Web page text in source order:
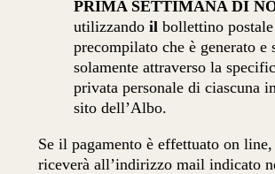
PRIMA SETTIMANA DI
utilizzandoilbollettino postale
precompilato che è generato e
solamente attraverso la
privata personale di ciascuna
sito dell’Albo.
Se il pagamento è effettuato on line,
riceverà all’indirizzo mail indicato